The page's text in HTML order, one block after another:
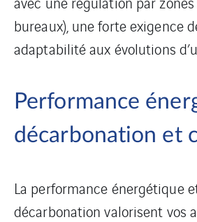
bureaux), une forte exigence
adaptabilité aux évolutions
Performance
décarbonation et
La performance énergétique
décarbonation valorisent vos